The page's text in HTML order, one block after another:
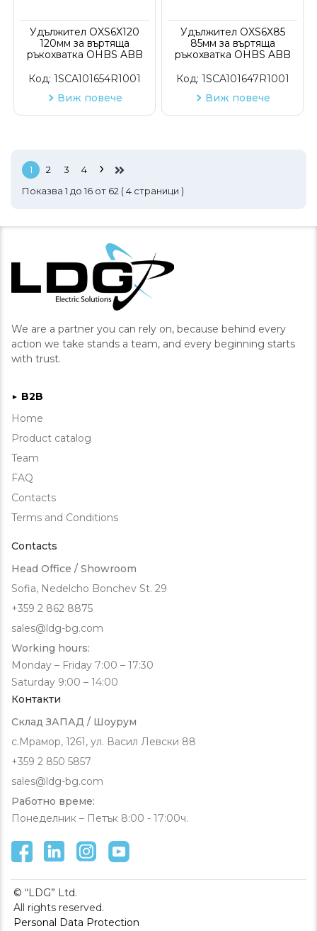
Удължител OXS6X120
120мм за въртяща
ръкохватка OHBS ABB
Код: 1SCA101654R1001
Виж повече
Удължител OXS6X85
85мм за въртяща
ръкохватка OHBS ABB
Код: 1SCA101647R1001
Виж повече
1 2 3 4 ›
Показва 1 до 16 от 62 (4 страници )
We are a partner you can rely on, because behind every
action we take stands a team, and every beginning starts
with trust.
► B2B
Home
Product catalog
Team
FAQ
Contacts
Terms and Conditions
Contacts
Head Office / Showroom
Sofia, Nedelcho Bonchev St. 29
+359 2 862 8875
sales@ldg-bg.com
Working hours:
Monday – Friday 7:00 – 17:30
Saturday 9:00 – 14:00
Контакти
Склад ЗАПАД / Шоурум
с.Мрамор, 1261, ул. Васил Левски 88
+359 2 850 5857
sales@ldg-bg.com
Работно време:
Понеделник – Петък 8:00 - 17:00ч.
© “LDG” Ltd.
All rights reserved.
Personal Data Protection